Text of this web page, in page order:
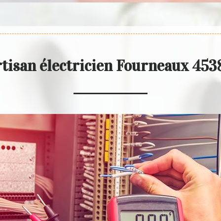
électricien Fourneaux